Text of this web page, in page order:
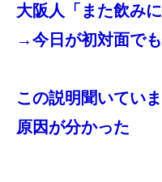
大阪人「また飲み
→今日が初対面で
この説明聞いてい
原因が分かった